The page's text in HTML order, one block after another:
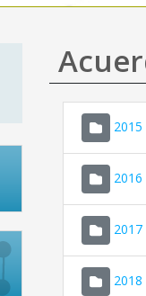
2015
2016
2017
2018